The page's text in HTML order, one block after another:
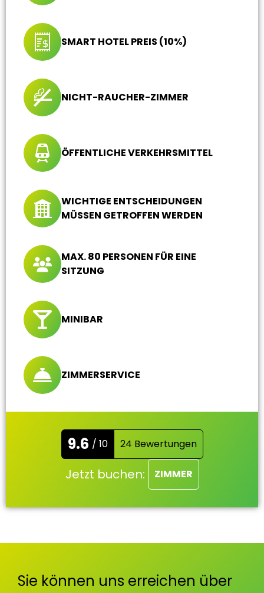
SMART HOTEL PREIS (10%)
NICHT-RAUCHER-ZIMMER
ÖFFENTLICHE VERKEHRSMITTEL
WICHTIGE ENTSCHEIDUNGEN
MÜSSEN GETROFFEN WERDEN
MAX. 80 PERSONEN FÜR EINE
SITZUNG
MINIBAR
ZIMMERSERVICE
9.6 / 10 24 Bewertungen
Jetzt buchen: ZIMMER
Sie können uns erreichen über